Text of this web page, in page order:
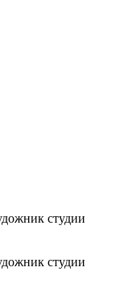
студии
студии